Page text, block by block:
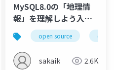
mysql dbms
MySQL8.0の「地理情
報」を理解しよう入門
～いまからはじめるGIS
open source
sakaik 2.6K